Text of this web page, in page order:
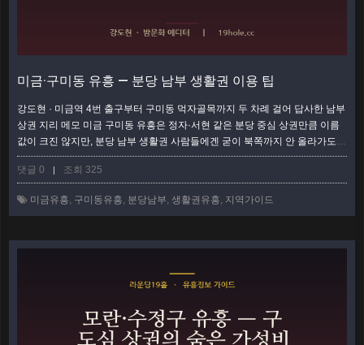
미금·구미동 유흥 — 분당 남부 생활권 이용 팁
강도현 · 미금역 4번 출구부터 구미동 먹자골목까지 두 차례 걸어 답사한 남부
상권 지리 메모 미금 구미동 유흥은 정자·서현 같은 분당 중심 상권만큼 이름
값이 크진 않지만, 분당 남부 생활권 사람들에겐 굳이 북쪽까지 안 올라가도
되는 실속 상권이다. 미금역을 축으로 구미동·오리 방면이 하나의 생활권으로
묶이는데, 골목마다 성격이 꽤 다르다. 이 글은 남부 거주자와 인근 직장인이
리했다. 미금역 일대 — 남부 생활권의 관문 미금역은 신분당선과 분당선이 만
댓글 0 | 조회 325
미금유흥, 구미동유흥, 분당남부, 생활권유흥, 지역가이드